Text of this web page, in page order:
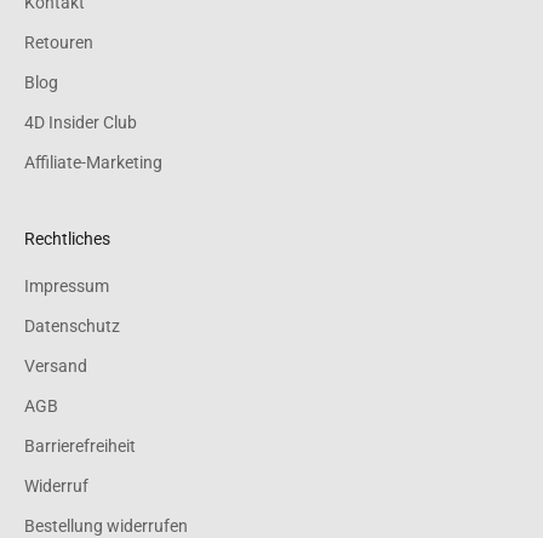
Retouren
Blog
4D Insider Club
Affiliate-Marketing
Rechtliches
Impressum
Datenschutz
Versand
AGB
Barrierefreiheit
Widerruf
Bestellung widerrufen